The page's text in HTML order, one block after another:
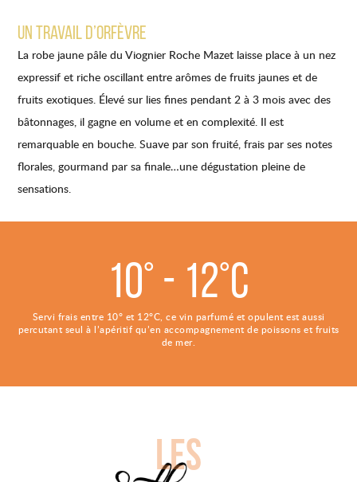
UN TRAVAIL D’ORFÈVRE
La robe jaune pâle du Viognier Roche Mazet laisse place à un nez
expressif et riche oscillant entre arômes de fruits jaunes et de
fruits exotiques. Élevé sur lies fines pendant 2 à 3 mois avec des
bâtonnages, il gagne en volume et en complexité. Il est
remarquable en bouche. Suave par son fruité, frais par ses notes
florales, gourmand par sa finale…une dégustation pleine de
sensations.
10° - 12°C
Servi frais entre 10° et 12°C, ce vin parfumé et opulent est aussi
percutant seul à l’apéritif qu’en accompagnement de poissons et fruits
de mer.
LES